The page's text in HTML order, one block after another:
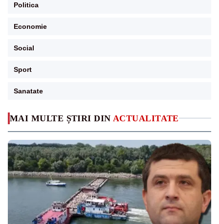
MAI MULTE ȘTIRI DIN ACTUALITATE
Politica
Economie
Social
Sport
Sanatate